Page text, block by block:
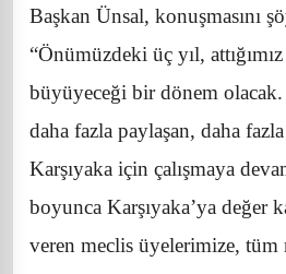
Başkan Ünsal, konuşmasını
“Önümüzdeki üç yıl,
büyüyeceği bir dönem olacak.
daha fazla paylaşan, daha
Karşıyaka için çalışmaya
boyunca Karşıyaka’ya değer
veren meclis üyelerimize,